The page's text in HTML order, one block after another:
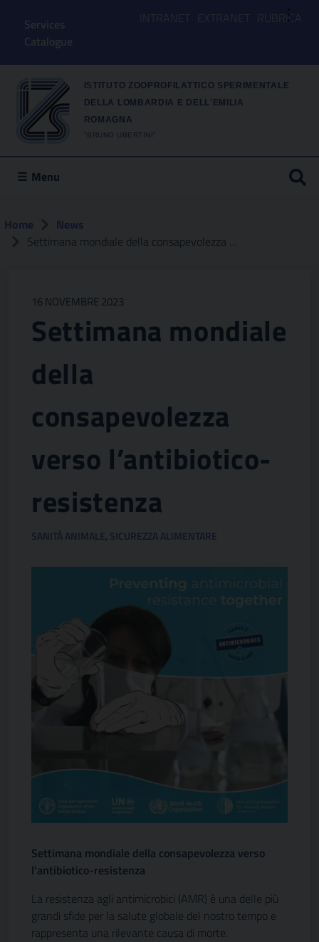
⋮
Services
Catalogue
INTRANET EXTRANET RUBRICA
ISTITUTO ZOOPROFILATTICO SPERIMENTALE
DELLA LOMBARDIA E DELL'EMILIA
ROMAGNA
"BRUNO UBERTINI"
Menu
Home
News
Settimana mondiale della consapevolezza verso l’antibiotico-resistenza
16 NOVEMBRE 2023
Settimana mondiale
della
consapevolezza
verso l’antibiotico-
resistenza
SANITÀ ANIMALE, SICUREZZA ALIMENTARE
Settimana mondiale della consapevolezza verso
l’antibiotico-resistenza
La resistenza agli antimicrobici (AMR) è una delle più
grandi sfide per la salute globale del nostro tempo e
rappresenta una rilevante causa di morte.